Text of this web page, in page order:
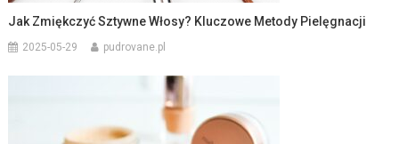
Jak Zmiękczyć Sztywne Włosy? Kluczowe Metody Pielęgnacji
2025-05-29 pudrovane.pl